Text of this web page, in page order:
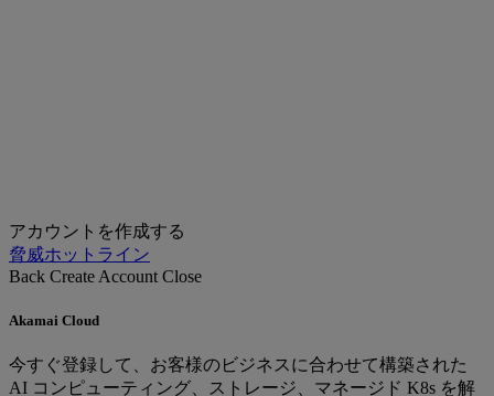
アカウントを作成する
脅威ホットライン
Back Create Account Close
Akamai Cloud
今すぐ登録して、お客様のビジネスに合わせて構築された
AI コンピューティング、ストレージ、マネージド K8s を解